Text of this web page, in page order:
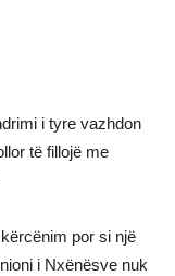
i tyre vazhdon
të fillojë me
por si një
i Nxënësve nuk